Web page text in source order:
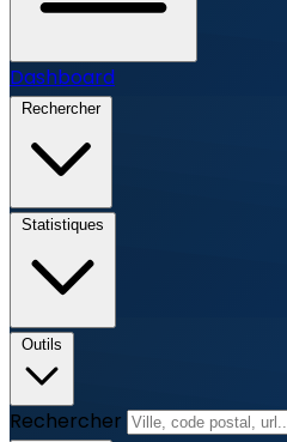
Dashboard
Rechercher
Statistiques
Outils
Rechercher